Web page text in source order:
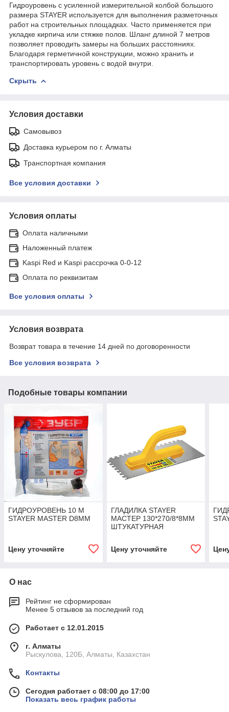
Гидроуровень с усиленной измерительной колбой большого
размера STAYER используется для выполнения разметочных
работ на строительных площадках. Часто применяется при
укладке кирпича или стяжке полов. Шланг длиной 7 метров
позволяет проводить замеры на больших расстояниях.
Благодаря герметичной конструкции, можно хранить и
транспортировать уровень с водой внутри.
Скрыть
Условия доставки
Самовывоз
Доставка курьером по г. Алматы
Транспортная компания
Все условия доставки
Условия оплаты
Оплата наличными
Наложенный платеж
Kaspi Red и Kaspi рассрочка 0-0-12
Оплата по реквизитам
Все условия оплаты
Условия возврата
Возврат товара в течение 14 дней по договоренности
Все условия возврата
Подобные товары компании
ГИДРОУРОВЕНЬ 10 М
STAYER MASTER D8MM
Цену уточняйте
ГЛАДИЛКА STAYER
МАСТЕР 130*270/8*8ММ
ШТУКАТУРНАЯ
Цену уточняйте
О нас
Рейтинг не сформирован
Менее 5 отзывов за последний год
Работает с 12.01.2015
г. Алматы
Рыскулова, 120Б, Алматы, Казахстан
Контакты
Сегодня работает с 08:00 до 17:00
Показать весь график работы